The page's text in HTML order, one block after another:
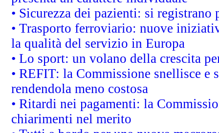
• Sicurezza dei pazienti: si
• Trasporto ferroviario: nuove
la qualità del servizio in Europa
• Lo sport: un volano della crescita
• REFIT: la Commissione snellisce
rendendola meno costosa
• Ritardi nei pagamenti: la
chiarimenti nel merito